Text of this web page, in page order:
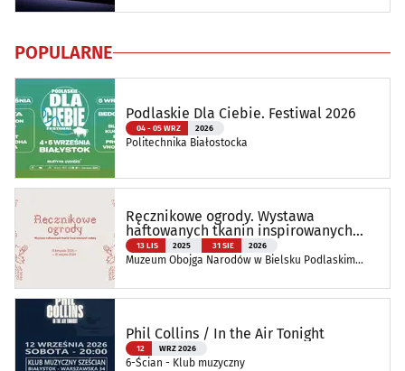
POPULARNE
Podlaskie Dla Ciebie. Festiwal 2026
04 - 05 WRZ 2026
Politechnika Białostocka
Ręcznikowe ogrody. Wystawa
haftowanych tkanin inspirowanych
naturą
13 LIS 2025 31 SIE 2026
Muzeum Obojga Narodów w Bielsku Podlaskim
Phil Collins / In the Air Tonight
12 WRZ 2026
6-Ścian - Klub muzyczny